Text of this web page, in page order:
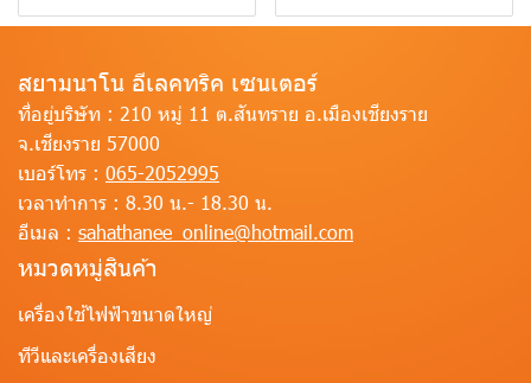
สยามนาโน อีเลคทริค เซนเตอร์
ที่อยู่บริษัท : 210 หมู่ 11 ต.สันทราย อ.เมืองเชียงราย
จ.เชียงราย 57000
เบอร์โทร : 065-2052995
เวลาทำการ : 8.30 น.- 18.30 น.
อีเมล : sahathanee_online@hotmail.com
หมวดหมู่สินค้า
เครื่องใช้ไฟฟ้าขนาดใหญ่
ทีวีและเครื่องเสียง